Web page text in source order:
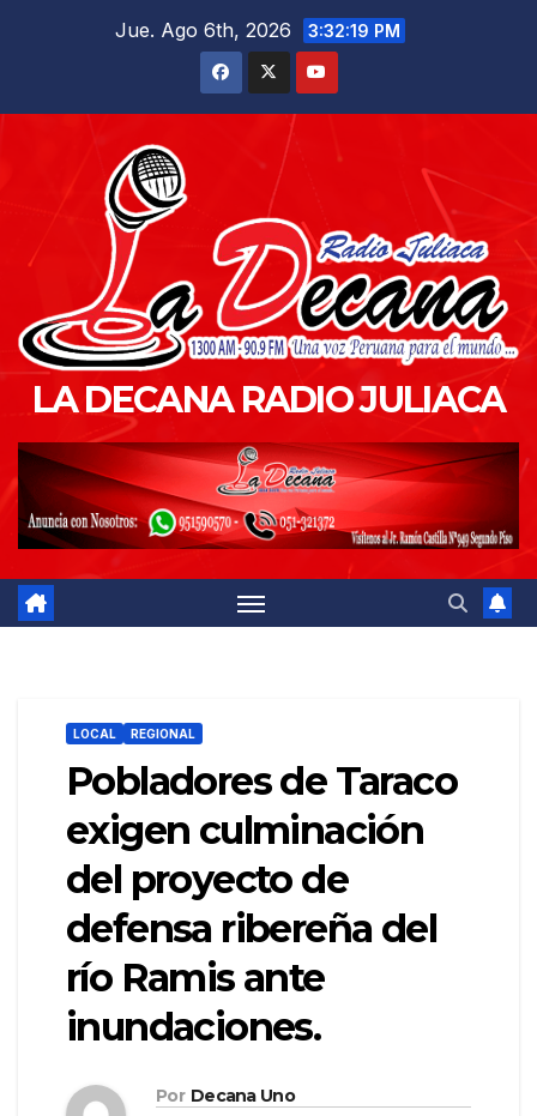
Jue. Ago 6th, 2026 3:32:21 PM
LA DECANA RADIO JULIACA
LOCAL REGIONAL
Pobladores de Taraco
exigen culminación
del proyecto de
defensa ribereña del
río Ramis ante
inundaciones.
Por Decana Uno